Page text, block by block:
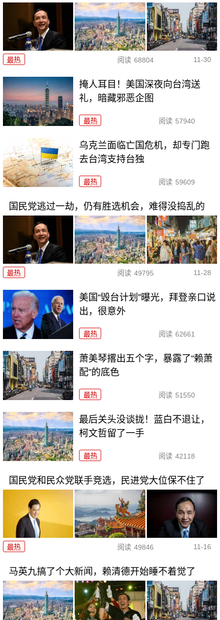
最热 阅读 68804 11-30
掩人耳目！美国深夜向台湾送
礼，暗藏邪恶企图
最热 阅读 57940
乌克兰面临亡国危机，却专门跑
去台湾支持台独
最热 阅读 59609
国民党逃过一劫，仍有胜选机会，难得没捣乱的
最热 阅读 49795 11-28
美国“毁台计划”曝光，拜登亲口说
出，很意外
最热 阅读 62661
萧美琴撂出五个字，暴露了“赖萧
配”的底色
最热 阅读 51550
最后关头没谈拢！蓝白不退让，
柯文哲留了一手
最热 阅读 42118
国民党和民众党联手竞选，民进党大位保不住了
最热 阅读 49846 11-16
马英九搞了个大新闻，赖清德开始睡不着觉了